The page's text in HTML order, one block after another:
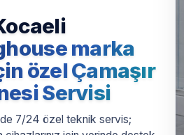
marka
özel Çamaşır
Servisi
7/24 özel teknik servis;